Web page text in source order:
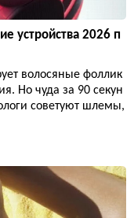
устройства 2026 п
волосяные фоллик
Но чуда за 90 секун
советуют шлемы,